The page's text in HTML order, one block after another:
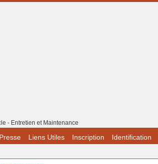
- Entretien et Maintenance
Liens Utiles Inscription Identification